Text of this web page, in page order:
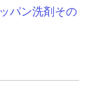
パン洗剤その